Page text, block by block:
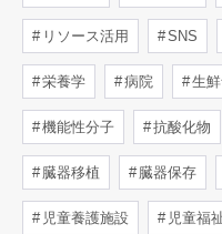
リソース活用 SNS
栄養学 病院 生鮮
機能性分子 抗酸化物
臓器移植 臓器保存
児童養護施設 児童福